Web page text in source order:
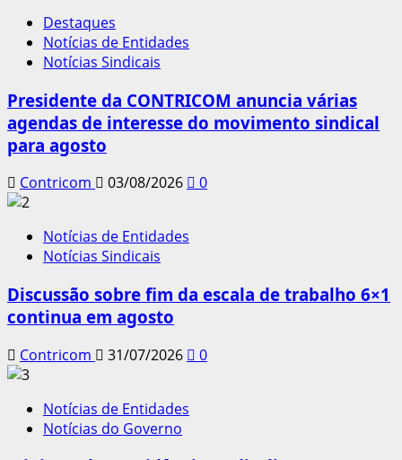
Destaques
Notícias de Entidades
Notícias Sindicais
Presidente da CONTRICOM anuncia várias
agendas de interesse do movimento sindical
para agosto
Contricom 03/08/2026 0
Notícias de Entidades
Notícias Sindicais
Discussão sobre fim da escala de trabalho 6×1
continua em agosto
Contricom 31/07/2026 0
Notícias de Entidades
Notícias do Governo